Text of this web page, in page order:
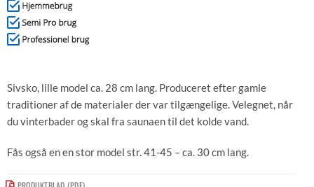
Sivsko, lille model ca. 28 cm lang. Produceret efter gamle
traditioner af de materialer der var tilgængelige. Velegnet, når
du vinterbader og skal fra saunaen til det kolde vand.
Fås også en en stor model str. 41-45 – ca. 30 cm lang.